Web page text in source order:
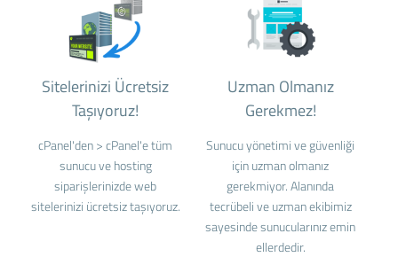
Sitelerinizi Ücretsiz
Taşıyoruz!
cPanel'den > cPanel'e tüm
sunucu ve hosting
siparişlerinizde web
sitelerinizi ücretsiz taşıyoruz.
Uzman Olmanız
Gerekmez!
Sunucu yönetimi ve güvenliği
için uzman olmanız
gerekmiyor. Alanında
tecrübeli ve uzman ekibimiz
sayesinde sunucularınız emin
ellerdedir.